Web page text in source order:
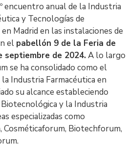
encuentro anual de la Industria
y Tecnologías de
Madrid en las instalaciones de
el pabellón 9 de la Feria de
septiembre de 2024.A lo largo
se ha consolidado como el
Industria Farmacéutica en
su alcance estableciendo
y la Industria
especializadas como
Cosméticaforum, Biotechforum,